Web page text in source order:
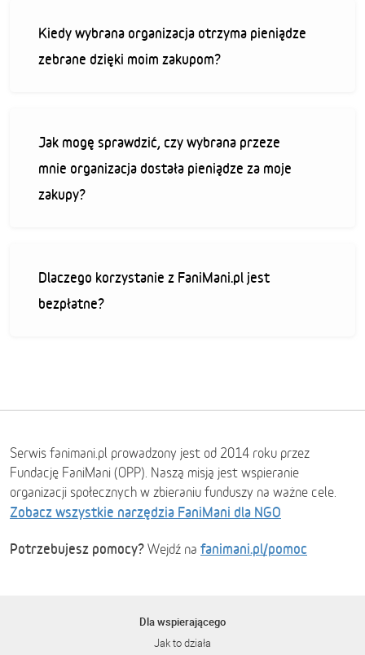
Kiedy wybrana organizacja otrzyma pieniądze
zebrane dzięki moim zakupom?
Jak mogę sprawdzić, czy wybrana przeze
mnie organizacja dostała pieniądze za moje
zakupy?
Dlaczego korzystanie z FaniMani.pl jest
bezpłatne?
Serwis fanimani.pl prowadzony jest od 2014 roku przez
Fundację FaniMani (OPP). Naszą misją jest wspieranie
organizacji społecznych w zbieraniu funduszy na ważne cele.
Zobacz wszystkie narzędzia FaniMani dla NGO
Potrzebujesz pomocy? Wejdź na fanimani.pl/pomoc
Dla wspierającego
Jak to działa